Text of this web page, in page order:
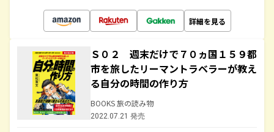
詳細を見る
Ｓ０２ 週末だけで７０ヵ国１５９都
市を旅したリーマントラベラーが教え
る自分の時間の作り方
BOOKS 旅の読み物
2022.07.21 発売